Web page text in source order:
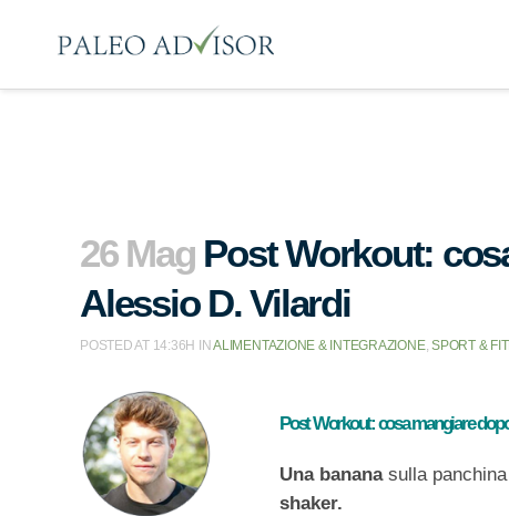
26 MagPost Workout:
Alessio D. Vilardi
POSTED AT 14:36H INALIMENTAZIONE & INTEGRAZIONE,SPORT &
Post Workout: cosa mangiare
Una banana sulla
shaker.